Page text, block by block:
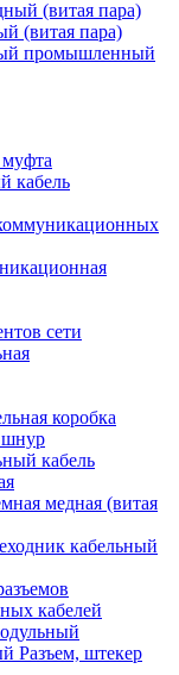
(витая пара)
промышленный
муфта
кабель
сети
коробка
кабель
медная (витая
кабельный
кабелей
Разъем, штекер